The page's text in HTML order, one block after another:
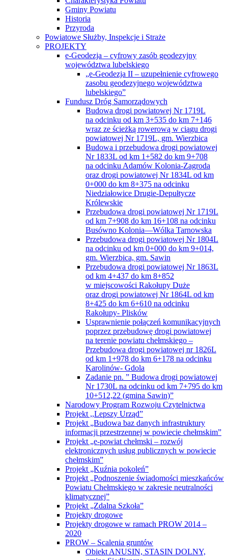
Historia
Przyroda
Powiatowe Służby, Inspekcje i Straże
PROJEKTY
e-Geodezja – cyfrowy zasób geodezyjny
województwa lubelskiego
„e-Geodezja II – uzupełnienie cyfrowego
zasobu geodezyjnego województwa
lubelskiego”
Fundusz Dróg Samorządowych
Budowa drogi powiatowej Nr 1719L
na odcinku od km 3+535 do km 7+146
wraz ze ścieżką rowerową w ciągu drogi
powiatowej Nr 1719L, gm. Wierzbica
Budowa i przebudowa drogi powiatowej
Nr 1833L od km 1+582 do km 9+708
na odcinku Adamów Kolonia-Zagroda
oraz drogi powiatowej Nr 1834L od km
0+000 do km 8+375 na odcinku
Niedziałowice Drugie-Depułtycze
Królewskie
Przebudowa drogi powiatowej Nr 1719L
od km 7+908 do km 16+108 na odcinku
Busówno Kolonia—Wólka Tarnowska
Przebudowa drogi powiatowej Nr 1804L
na odcinku od km 0+000 do km 9+014,
gm. Wierzbica, gm. Sawin
Przebudowa drogi powiatowej Nr 1863L
od km 4+437 do km 8+852
w miejscowości Rakołupy Duże
oraz drogi powiatowej Nr 1864L od km
8+425 do km 6+610 na odcinku
Rakołupy- Plisków
Usprawnienie połączeń komunikacyjnych
poprzez przebudowę drogi powiatowej
na terenie powiatu chełmskiego –
Przebudowa drogi powiatowej nr 1826L
od km 1+978 do km 6+178 na odcinku
Karolinów- Gdola
Zadanie pn. ” Budowa drogi powiatowej
Nr 1730L na odcinku od km 7+795 do km
10+512,22 (gmina Sawin)”
Narodowy Program Rozwoju Czytelnictwa
Projekt ,,Lepszy Urząd”
Projekt „Budowa baz danych infrastruktury
informacji przestrzennej w powiecie chełmskim”
Projekt „e-powiat chełmski – rozwój
elektronicznych usług publicznych w powiecie
chełmskim”
Projekt „Kuźnia pokoleń”
Projekt „Podnoszenie świadomości mieszkańców
Powiatu Chełmskiego w zakresie neutralności
klimatycznej”
Projekt „Zdalna Szkoła”
Projekty drogowe
Projekty drogowe w ramach PROW 2014 –
2020
PROW – Scalenia gruntów
Obiekt ANUSIN, STASIN DOLNY,
gmina Siedliszcze